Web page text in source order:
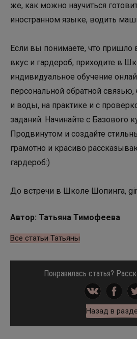
же, как можно научиться
иностранном языке, водить
Если вы понимаете, что пришло
вкус и гардероб, приходите в
индивидуальное обучение
персональной обратной
и воды, на практике и с
заданий. Начинайте с Базового
Продвинутом и создайте
грамотно и красиво
гардероб:)
До встречи в Школе Шопинга,
Автор: Татьяна Тимофеева
Все статьи Татьяны
Понравилась статья?
Назад в